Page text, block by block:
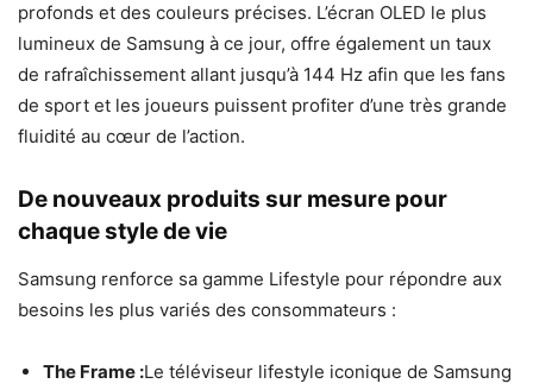
profonds et des couleurs précises. L’écran OLED le plus
lumineux de Samsung à ce jour, offre également un taux
de rafraîchissement allant jusqu’à 144 Hz afin que les fans
de sport et les joueurs puissent profiter d’une très grande
fluidité au cœur de l’action.
De nouveaux produits sur mesure pour
chaque style de vie
Samsung renforce sa gamme Lifestyle pour répondre aux
besoins les plus variés des consommateurs :
The Frame :Le téléviseur lifestyle iconique de Samsung